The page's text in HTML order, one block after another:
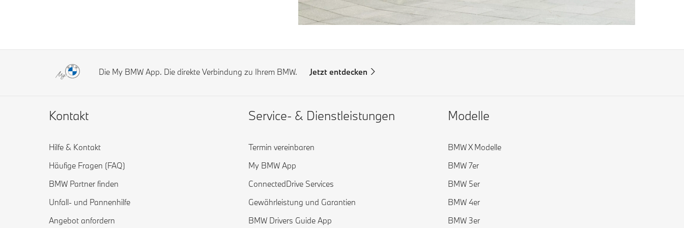
Die My BMW App. Die direkte Verbindung zu Ihrem BMW. Jetzt entdecken
Kontakt
Hilfe & Kontakt
Häufige Fragen (FAQ)
BMW Partner finden
Unfall- und Pannenhilfe
Angebot anfordern
Service- & Dienstleistungen
Termin vereinbaren
My BMW App
ConnectedDrive Services
Gewährleistung und Garantien
BMW Drivers Guide App
Modelle
BMW X Modelle
BMW 7er
BMW 5er
BMW 4er
BMW 3er